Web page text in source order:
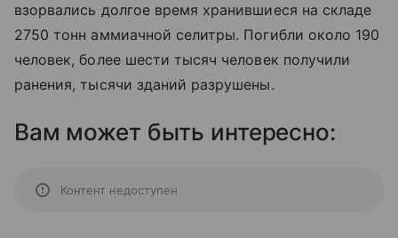
взорвались долгое время хранившиеся на складе
2750 тонн аммиачной селитры. Погибли около 190
человек, более шести тысяч человек получили
ранения, тысячи зданий разрушены.
Вам может быть интересно:
Контент недоступен